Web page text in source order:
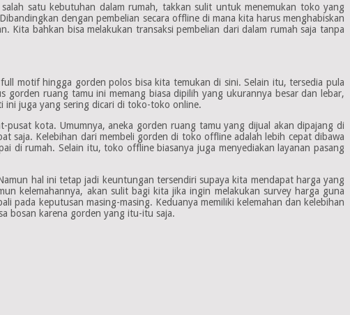
satu kebutuhan dalam rumah, takkan sulit untuk menemukan toko yang
dengan pembelian secara offline di mana kita harus menghabiskan
bahkan bisa melakukan transaksi pembelian dari dalam rumah saja tanpa
motif hingga gorden polos bisa kita temukan di sini. Selain itu, tersedia pula
ruang tamu ini memang biasa dipilih yang ukurannya besar dan lebar,
ini juga yang sering dicari di toko-toko online.
kota. Umumnya, aneka gorden ruang tamu yang dijual akan dipajang di
saja. Kelebihan dari membeli gorden di toko offline adalah lebih cepat dibawa
di rumah. Selain itu, toko offline biasanya juga menyediakan layanan pasang
hal ini tetap jadi keuntungan tersendiri supaya kita mendapat harga yang
kelemahannya, akan sulit bagi kita jika ingin melakukan survey harga guna
keputusan masing-masing. Keduanya memiliki kelemahan dan kelebihan
bosan karena gorden yang itu-itu saja.